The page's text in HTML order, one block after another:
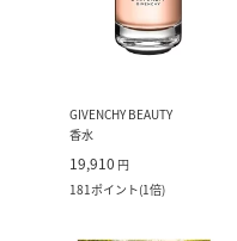
GIVENCHY BEAUTY
香水
19,910 円
181ポイント(1倍)